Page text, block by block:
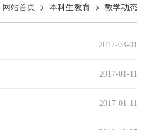
网站首页 > 本科生教育 > 教学动态
2017-03-01
2017-01-11
2017-01-11